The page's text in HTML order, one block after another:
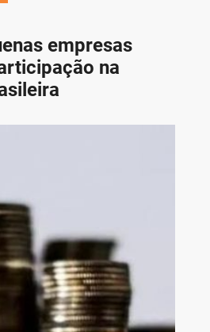
empresas
na